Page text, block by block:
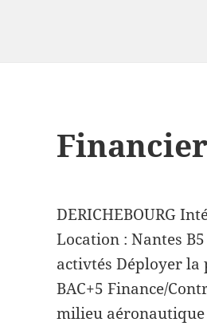
DERICHEBOURG
Location :Nantes B5
activtés Déployer
BAC+5 Finance/
milieu